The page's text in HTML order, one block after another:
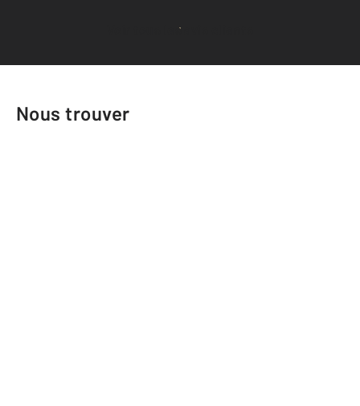
Voir tous les avis clients
Nous trouver